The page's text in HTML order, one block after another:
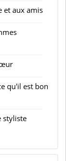
et aux amis
qu'il est bon
styliste